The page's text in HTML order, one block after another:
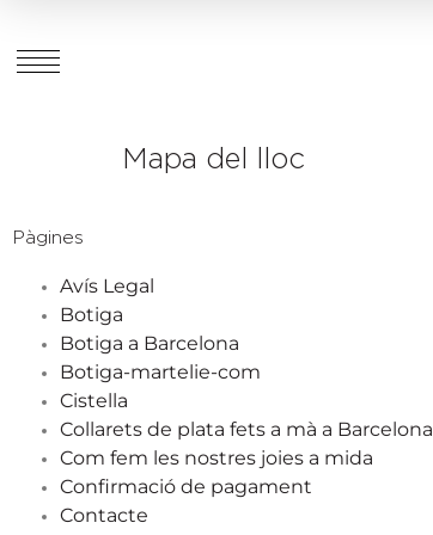
Mapa del lloc
Pàgines
Avís Legal
Botiga
Botiga a Barcelona
Botiga-martelie-com
Cistella
Collarets de plata fets a mà a Barcelona
Com fem les nostres joies a mida
Confirmació de pagament
Contacte